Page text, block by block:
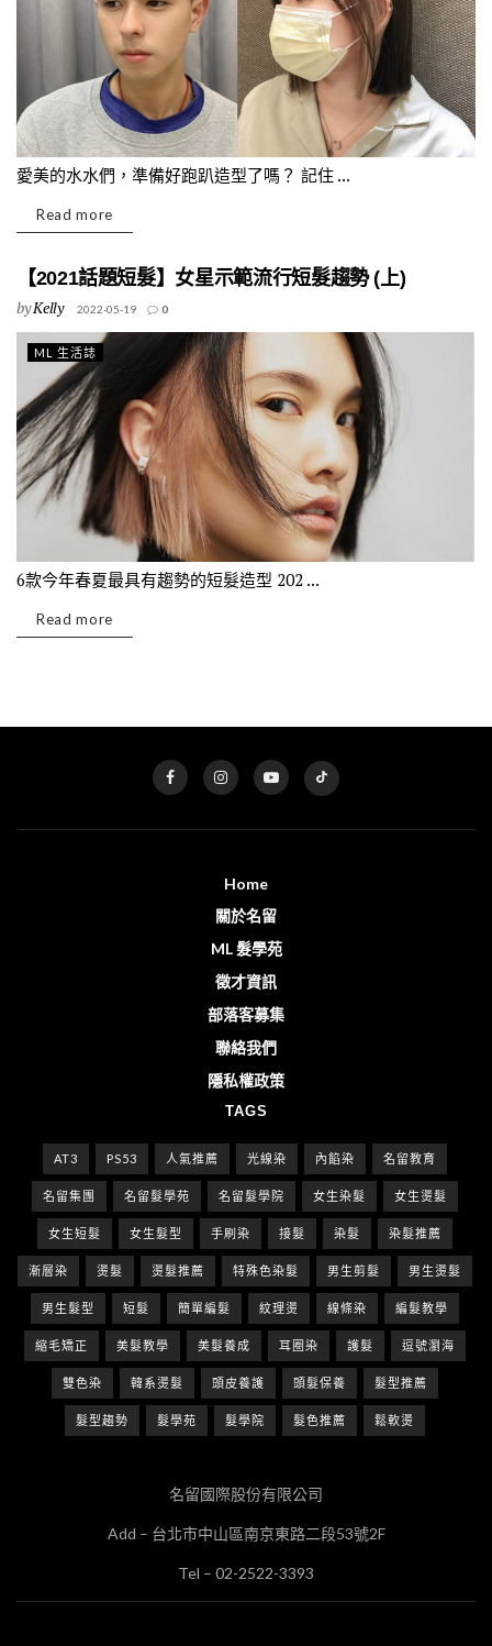
愛美的水水們，準備好跑趴造型了嗎？ 記住 ...
Read more
【2021話題短髮】女星示範流行短髮趨勢 (上)
byKelly 2022-05-19 0
ML 生活誌
6款今年春夏最具有趨勢的短髮造型 202 ...
Read more
Home
關於名留
ML 髮學苑
徵才資訊
部落客募集
聯絡我們
隱私權政策
TAGS
AT3 PS53 人氣推薦 光線染 內餡染 名留教育
名留集團 名留髮學苑 名留髮學院 女生染髮 女生燙髮
女生短髮 女生髮型 手刷染 接髮 染髮 染髮推薦
漸層染 燙髮 燙髮推薦 特殊色染髮 男生剪髮 男生燙髮
男生髮型 短髮 簡單編髮 紋理燙 線條染 編髮教學
縮毛矯正 美髮教學 美髮養成 耳圈染 護髮 逗號瀏海
雙色染 韓系燙髮 頭皮養護 頭髮保養 髮型推薦
髮型趨勢 髮學苑 髮學院 髮色推薦 鬆軟燙
名留國際股份有限公司
Add – 台北市中山區南京東路二段53號2F
Tel – 02-2522-3393